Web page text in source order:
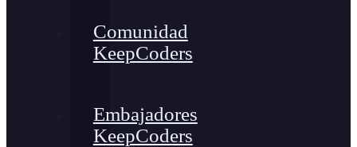
Comunidad
KeepCoders
Embajadores
KeepCoders